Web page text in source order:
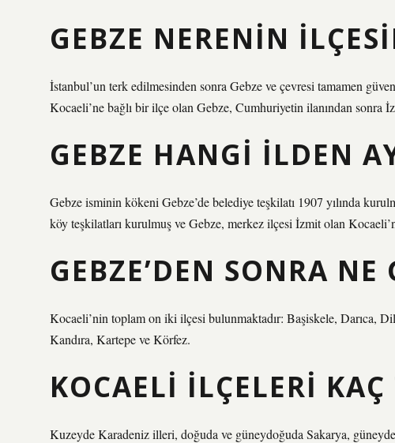
GEBZE NERENIN
İstanbul’un terk edilmesinden sonra Gebze ve çevresi tamamen
Kocaeli’ne bağlı bir ilçe olan Gebze, Cumhuriyetin ilanından
GEBZE HANGI ILDEN
Gebze isminin kökeni Gebze’de belediye teşkilatı 1907 yılında
köy teşkilatları kurulmuş ve Gebze, merkez ilçesi İzmit olan
GEBZE’DEN SONRA NE
Kocaeli’nin toplam on iki ilçesi bulunmaktadır: Başiskele, Darıca,
Kandıra, Kartepe ve Körfez.
KOCAELI ILÇELERI KAÇ
Kuzeyde Karadeniz illeri, doğuda ve güneydoğuda Sakarya,